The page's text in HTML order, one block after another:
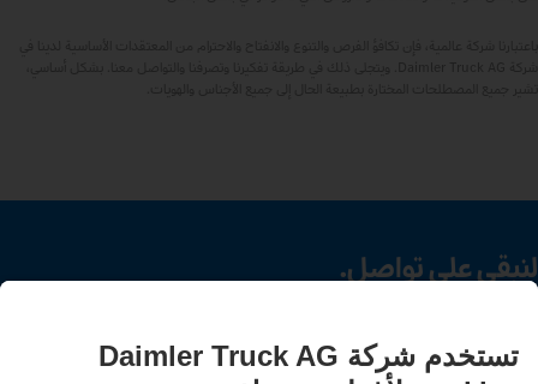
لنبقى على تواصل.
اكتشف Mercedes‑Benz Trucks على قنواتنا الرقمية.